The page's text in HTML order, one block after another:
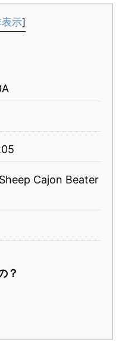
示]
Cajon Beater
？